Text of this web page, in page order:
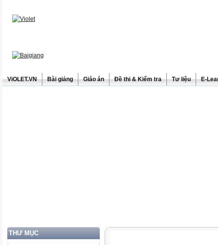
ViOLET.VN Bài giảng Giáo án Đề thi & Kiểm tra Tư liệu E-
THƯ MỤC